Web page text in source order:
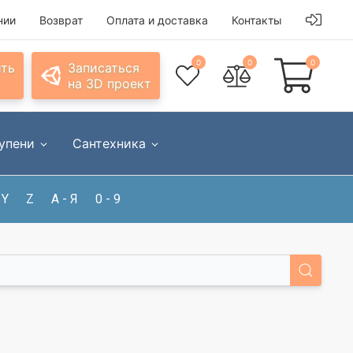
Возврат Оплата и доставка Контакты
Записаться
на 3D проект
0 0 0
Сантехника
Y Z А - Я 0 - 9